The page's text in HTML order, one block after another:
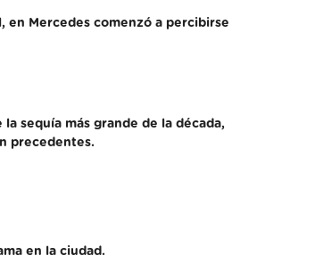
en Mercedes comenzó a percibirse
sequía más grande de la década,
precedentes.
en la ciudad.